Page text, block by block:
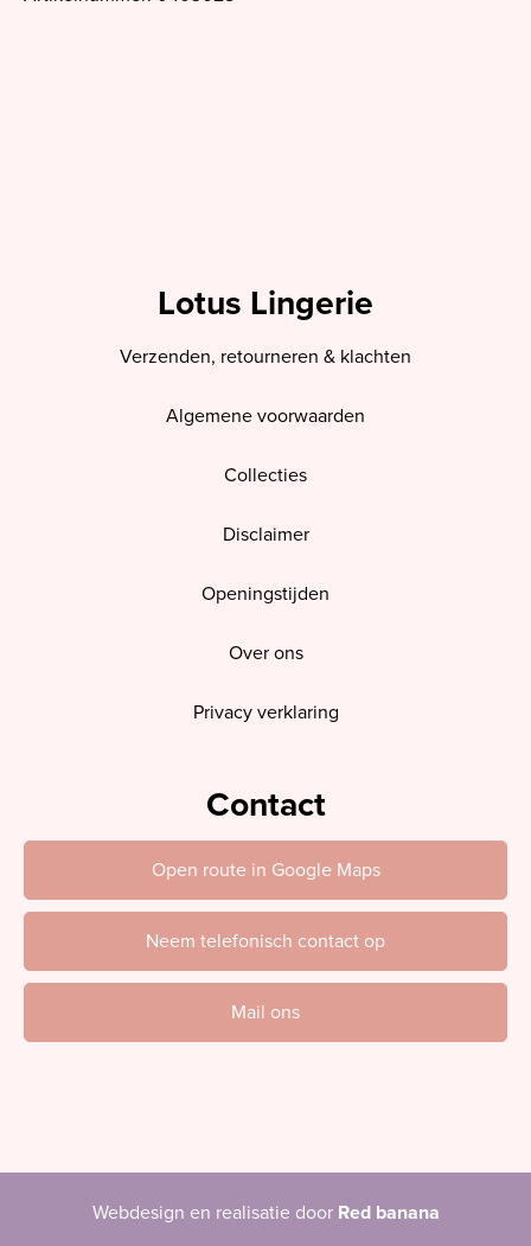
Lotus Lingerie
Verzenden, retourneren & klachten
Algemene voorwaarden
Collecties
Disclaimer
Openingstijden
Over ons
Privacy verklaring
Contact
Open route in Google Maps
Neem telefonisch contact op
Mail ons
Webdesign en realisatie door Red banana